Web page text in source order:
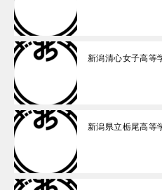
新潟清心女子高等
新潟県立栃尾高等